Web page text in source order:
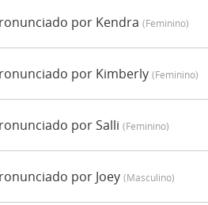
por Kendra (feminino)
por Kimberly (feminino)
por Salli (feminino)
por Joey (masculino)